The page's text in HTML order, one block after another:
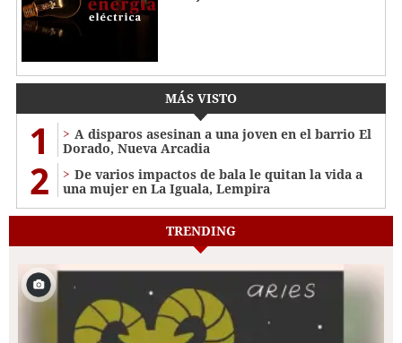
MÁS VISTO
1
A disparos asesinan a una joven en el barrio El
Dorado, Nueva Arcadia
2
De varios impactos de bala le quitan la vida a
una mujer en La Iguala, Lempira
TRENDING